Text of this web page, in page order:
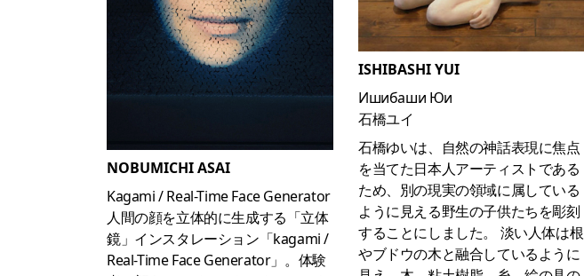
NOBUMICHI ASAI
Kagami / Real-Time Face Generator
人間の顔を立体的に生成する「立体
鏡」インスタレーション「kagami /
Real-Time Face Generator」。体験
ISHIBASHI YUI
Ишибаши Юи
石橋ユイ
石橋ゆいは、自然の神話表現に焦点
を当てた日本人アーティストである
ため、別の現実の領域に属している
ように見える野生の子供たちを彫刻
することにしました。
淡い人体は根
やブドウの木と融合しているように